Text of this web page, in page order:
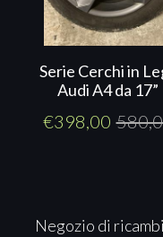
Serie Cerchi in
Audi A4 da 17”
€398,00
Negozio di